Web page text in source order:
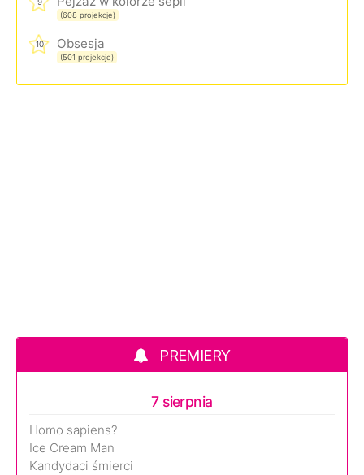
(608 projekcje)
10 Obsesja
(501 projekcje)
PREMIERY
7 sierpnia
Homo sapiens?
Ice Cream Man
Kandydaci śmierci